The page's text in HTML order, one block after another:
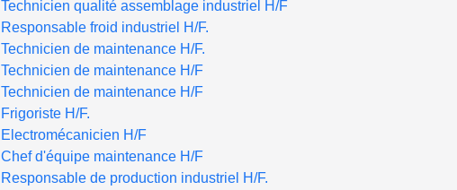
Technicien qualité assemblage industriel H/F
Responsable froid industriel H/F.
Technicien de maintenance H/F.
Technicien de maintenance H/F
Technicien de maintenance H/F
Frigoriste H/F.
Electromécanicien H/F
Chef d'équipe maintenance H/F
Responsable de production industriel H/F.